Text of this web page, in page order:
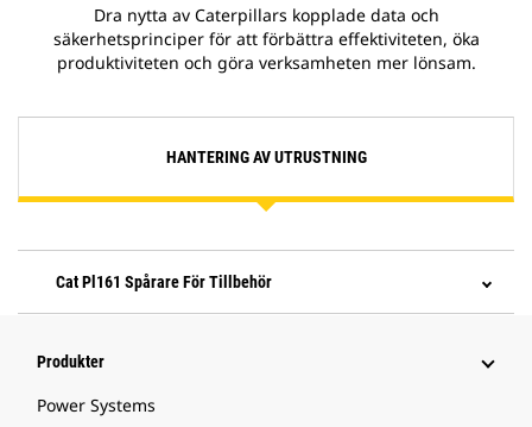
Dra nytta av Caterpillars kopplade data och
säkerhetsprinciper för att förbättra effektiviteten, öka
produktiviteten och göra verksamheten mer lönsam.
HANTERING AV UTRUSTNING
Cat Pl161 Spårare För Tillbehör
Produkter
Power Systems